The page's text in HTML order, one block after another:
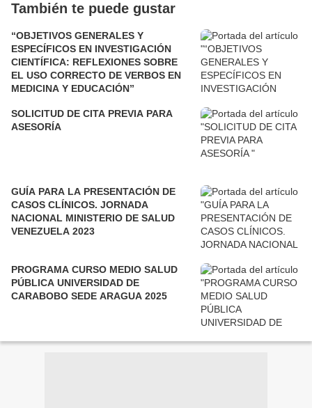
También te puede gustar
“OBJETIVOS GENERALES Y
ESPECÍFICOS EN INVESTIGACIÓN
CIENTÍFICA: REFLEXIONES SOBRE
EL USO CORRECTO DE VERBOS EN
MEDICINA Y EDUCACIÓN”
SOLICITUD DE CITA PREVIA PARA
ASESORÍA
GUÍA PARA LA PRESENTACIÓN DE
CASOS CLÍNICOS. JORNADA
NACIONAL MINISTERIO DE SALUD
VENEZUELA 2023
PROGRAMA CURSO MEDIO SALUD
PÚBLICA UNIVERSIDAD DE
CARABOBO SEDE ARAGUA 2025